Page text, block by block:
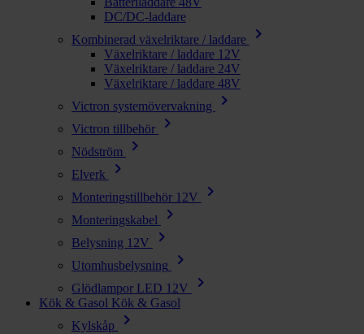
DC/DC-laddare
Kombinerad växelriktare / laddare
chevron_right
Växelriktare / laddare 12V
Växelriktare / laddare 24V
Växelriktare / laddare 48V
Victron systemövervakning
chevron_right
Victron tillbehör chevron_right
Nödström chevron_right
Elverk chevron_right
Monteringstillbehör 12V chevron_right
Monteringskabel chevron_right
Belysning 12V chevron_right
Utomhusbelysning chevron_right
Glödlampor LED 12V chevron_right
Kök & Gasol Kök & Gasol
Kylskåp
chevron_right